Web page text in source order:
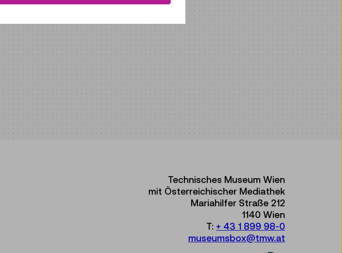
Technisches Museum Wien
mit Österreichischer Mediathek
Mariahilfer Straße 212
1140 Wien
T: + 43 1 899 98-0
museumsbox@tmw.at